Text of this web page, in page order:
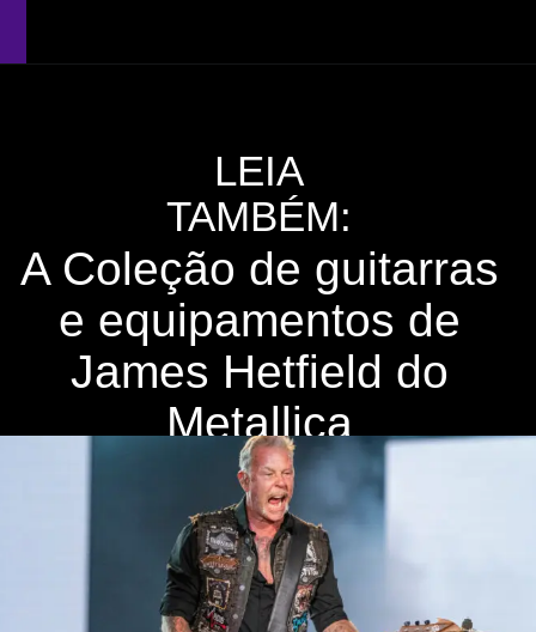
A Coleção de guitarras
e equipamentos de
James Hetfield do
Metallica
LEIA
TAMBÉM: